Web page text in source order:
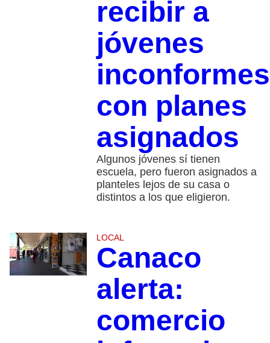
recibir a
jóvenes
inconformes
con planes
asignados
Algunos jóvenes sí tienen
escuela, pero fueron asignados a
planteles lejos de su casa o
distintos a los que eligieron.
LOCAL
Canaco
alerta:
comercio